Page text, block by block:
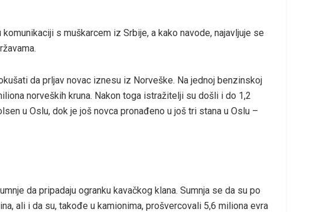
s muškarcem iz Srbije, a kako navode, najavljuje se
da prljav novac iznesu iz Norveške. Na jednoj benzinskoj
norveških kruna. Nakon toga istražitelji su došli i do 1,2
u Oslu, dok je još novca pronađeno u još tri stana u Oslu –
da pripadaju ogranku kavačkog klana. Sumnja se da su po
ali i da su, takođe u kamionima, prošvercovali 5,6 miliona evra